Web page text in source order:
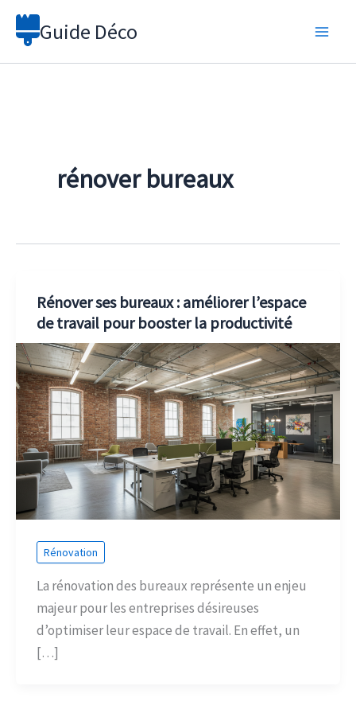
Aller
Guide Déco
rénover bureaux
Rénover ses bureaux : améliorer l’espace
de travail pour booster la productivité
Rénovation
La rénovation des bureaux représente un enjeu
majeur pour les entreprises désireuses
d’optimiser leur espace de travail. En effet, un
[…]